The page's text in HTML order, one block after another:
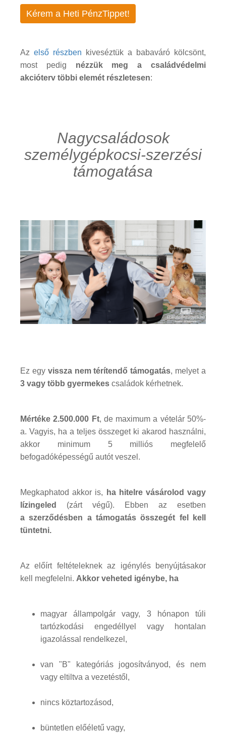
Kérem a Heti PénzTippet!
Az első részben kiveséztük a babaváró kölcsönt,
most pedig nézzük meg a családvédelmi
akcióterv többi elemét részletesen:
Nagycsaládosok
személygépkocsi-szerzési
támogatása
Ez egy vissza nem térítendő támogatás, melyet a
3 vagy több gyermekes családok kérhetnek.
Mértéke 2.500.000 Ft, de maximum a vételár 50%-
a. Vagyis, ha a teljes összeget ki akarod használni,
akkor minimum 5 milliós megfelelő
befogadóképességű autót veszel.
Megkaphatod akkor is,
ha hitelre vásárolod vagy
lízingeled
(zárt végű). Ebben az esetben
a szerződésben a támogatás összegét fel kell
tüntetni.
Az előírt feltételeknek az igénylés benyújtásakor
kell megfelelni. Akkor veheted igénybe, ha
magyar állampolgár vagy, 3 hónapon túli
tartózkodási engedéllyel vagy hontalan
igazolással rendelkezel,
van "B" kategóriás jogosítványod, és nem
vagy eltiltva a vezetéstől,
nincs köztartozásod,
büntetlen előéletű vagy,